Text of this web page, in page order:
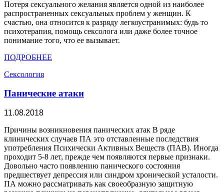
Потеря сексуального желания является одной из наиболее
распространенных сексуальных проблем у женщин. К
счастью, она относится к разряду легкоустранимых: будь то
психотерапия, помощь сексолога или даже более точное
понимание того, что ее вызывает.
ПОДРОБНЕЕ
Сексология
Панические атаки
11.08.2018
Причины возникновения панических атак В ряде
клинических случаев ПА это отставленные последствия
употребления Психически Активных Веществ (ПАВ). Иногда
проходит 5-8 лет, прежде чем появляются первые признаки.
Довольно часто появлению панического состояния
предшествует депрессия или синдром хронической усталости.
ПА можно рассматривать как своеобразную защитную